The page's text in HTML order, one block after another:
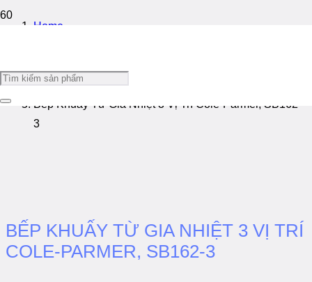
Home
/
Bếp Khuấy Từ Gia Nhiệt 3 Vị Trí Cole-Parmer, SB162-
3
BẾP KHUẤY TỪ GIA NHIỆT 3 VỊ TRÍ
COLE-PARMER, SB162-3